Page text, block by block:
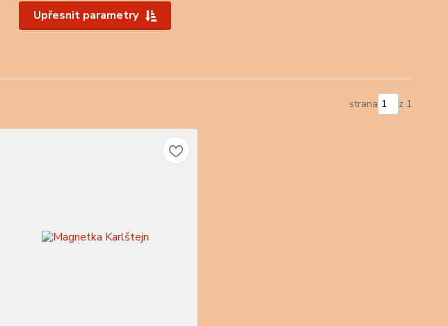
Upřesnit parametry
strana z 1